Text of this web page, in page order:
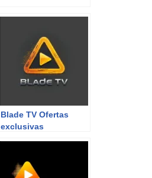
Blade TV Ofertas
exclusivas